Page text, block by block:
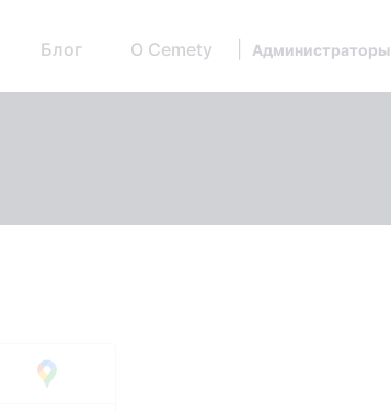
Блог О Cemety Администраторы